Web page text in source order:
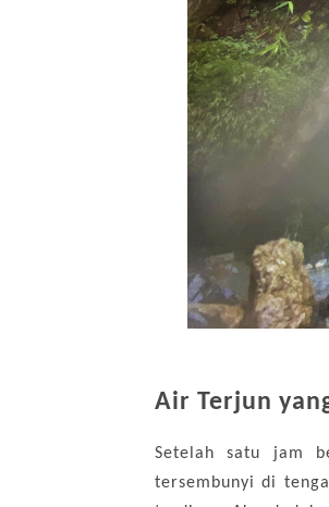
Air Terjun
Setelah satu jam
tersembunyi di